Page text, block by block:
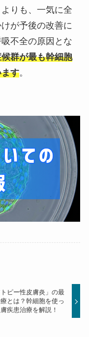
りも、一気に全
が予後の改善に
不全の原因とな
群が最も幹細胞
す。
トピー性皮膚炎」の最
とは？幹細胞を使っ
疾患治療を解説！